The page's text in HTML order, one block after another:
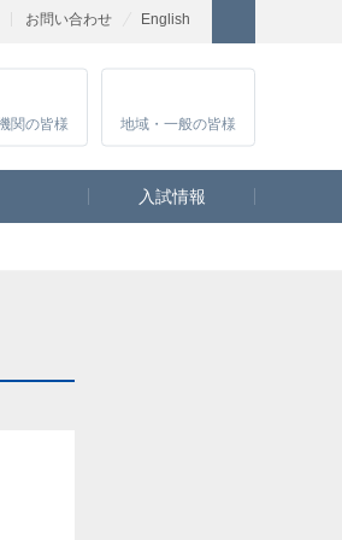
お問い合わせ English
関の皆様 地域・一般の皆様
入試情報